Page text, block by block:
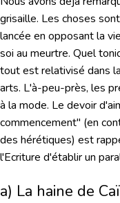
grisaille. Les choses
lancée en opposant la
soi au meurtre. Quel
tout est relativisé dans
arts. L'à-peu-près, les
à la mode. Le devoir
commencement" (en
des hérétiques) est
l'Ecriture d'établir un
a) La haine de